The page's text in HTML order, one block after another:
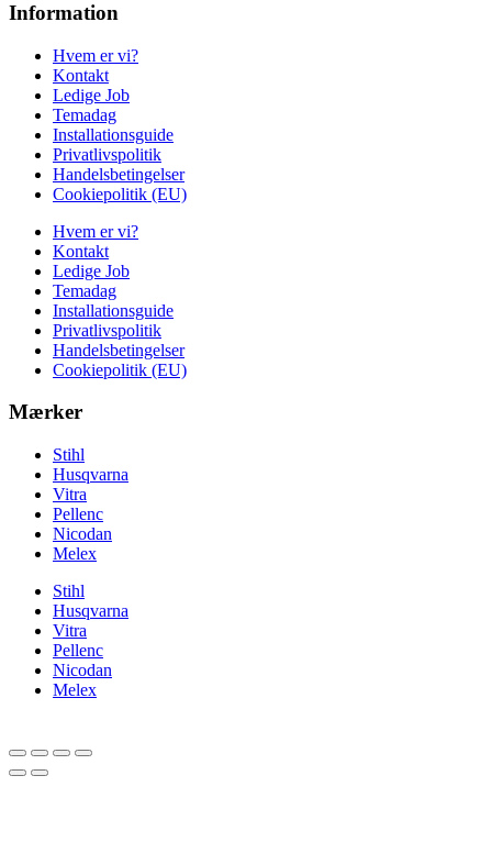
Information
Hvem er vi?
Kontakt
Ledige Job
Temadag
Installationsguide
Privatlivspolitik
Handelsbetingelser
Cookiepolitik (EU)
Hvem er vi?
Kontakt
Ledige Job
Temadag
Installationsguide
Privatlivspolitik
Handelsbetingelser
Cookiepolitik (EU)
Mærker
Stihl
Husqvarna
Vitra
Pellenc
Nicodan
Melex
Stihl
Husqvarna
Vitra
Pellenc
Nicodan
Melex